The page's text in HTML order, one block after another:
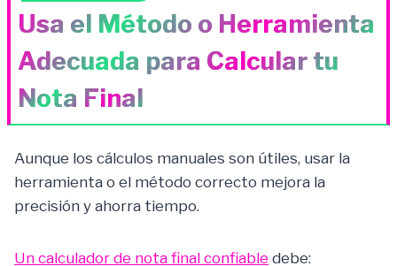
Usa el Método o Herramienta
Adecuada para Calcular tu
Nota Final
Aunque los cálculos manuales son útiles, usar la
herramienta o el método correcto mejora la
precisión y ahorra tiempo.
Un calculador de nota final confiable debe: